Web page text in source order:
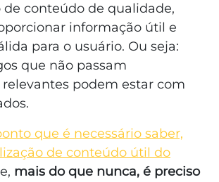
de conteúdo de qualidade,
informação útil e
para o usuário. Ou seja:
que não passam
podem estar com
que é necessário saber,
de conteúdo útil do
mais do que nunca, é preciso